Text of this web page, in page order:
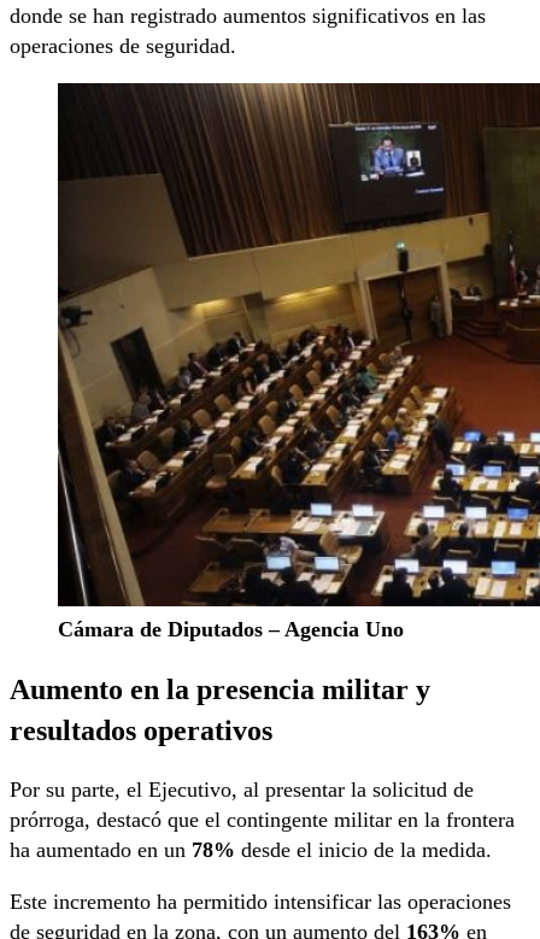
donde se han registrado aumentos significativos en las
operaciones de seguridad.
Cámara de Diputados – Agencia Uno
Aumento en la presencia militar y
resultados operativos
Por su parte, el Ejecutivo, al presentar la solicitud de
prórroga, destacó que el contingente militar en la frontera
ha aumentado en un 78% desde el inicio de la medida.
Este incremento ha permitido intensificar las operaciones
de seguridad en la zona, con un aumento del 163% en